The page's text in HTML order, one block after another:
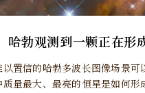
哈勃观测到一颗正在形
置信的哈​​勃多波长图像场景可
量最大、最亮的恒星是如何形